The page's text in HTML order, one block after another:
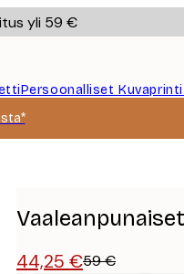
yli 59 €
Persoonalliset
44,25 €59 €